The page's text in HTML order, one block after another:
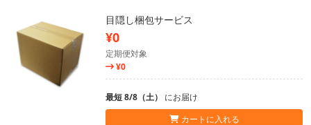
目隠し梱包サービス
¥0
定期便対象
¥0
最短 8/8（土） にお届け
カートに入れる